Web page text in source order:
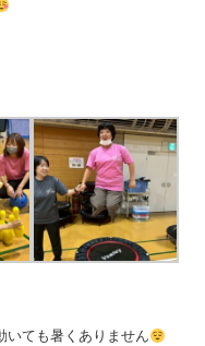
いても暑くありません